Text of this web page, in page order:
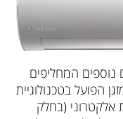
נוספים המחליפים
הפועל בטכנולוגיית
אלקטרוני (בחלק